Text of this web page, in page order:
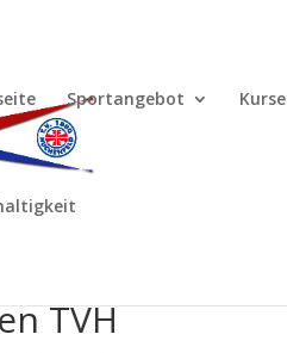
Sportangebot Kurse
TVH